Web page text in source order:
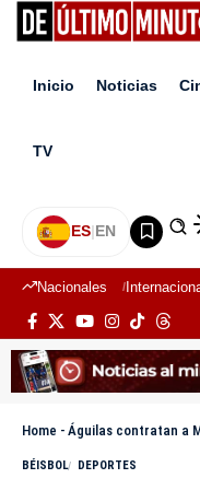
Inicio Noticias
TV
ES|EN
Nacionales
Home - Águilas contratan a
BÉISBOL DEPORTES